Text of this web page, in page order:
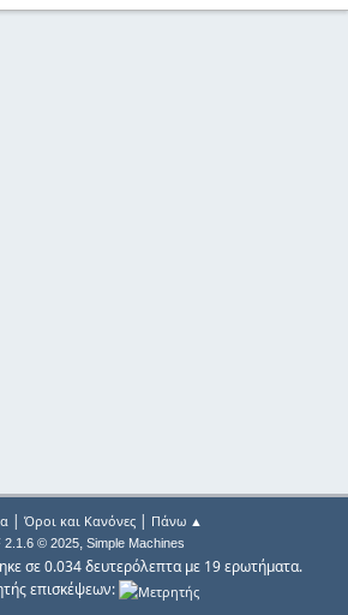
| Όροι και Κανόνες| Πάνω ▲
2.1.6 © 2025, Simple Machines
σε 0.034 δευτερόλεπτα με 19 ερωτήματα.
επισκέψεων: